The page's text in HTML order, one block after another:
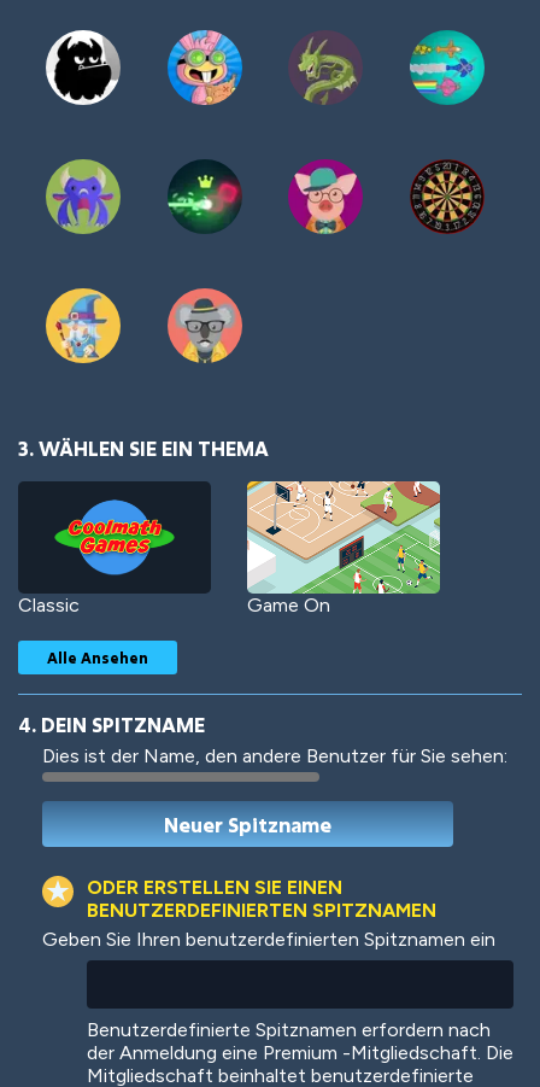
3. WÄHLEN SIE EIN THEMA
Classic Game On
Woof Jungle Cats
Colorful
Alle Ansehen
4. DEIN SPITZNAME
Dies ist der Name, den andere Benutzer für Sie sehen:
ODER ERSTELLEN SIE EINEN
BENUTZERDEFINIERTEN SPITZNAMEN
Geben Sie Ihren benutzerdefinierten Spitznamen ein
Benutzerdefinierte Spitznamen erfordern nach
der Anmeldung eine Premium -Mitgliedschaft. Die
Mitgliedschaft beinhaltet benutzerdefinierte